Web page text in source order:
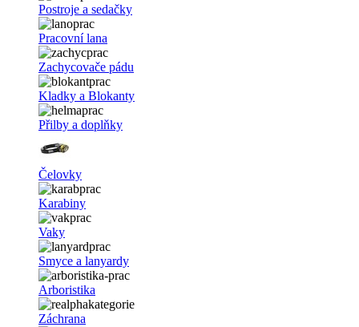
Postroje a sedačky
Pracovní lana
Zachycovače pádu
Kladky a Blokanty
Přilby a doplňky
Čelovky
Karabiny
Vaky
Smyce a lanyardy
Arboristika
Záchrana